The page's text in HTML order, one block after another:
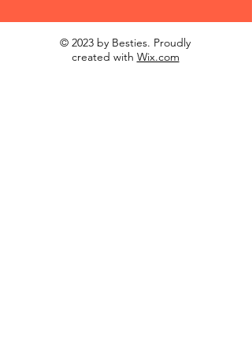
© 2023 by Besties. Proudly
created with Wix.com